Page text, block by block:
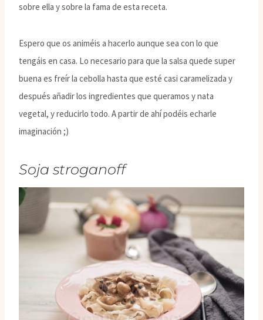
sobre ella y sobre la fama de esta receta.
Espero que os animéis a hacerlo aunque sea con lo que
tengáis en casa. Lo necesario para que la salsa quede super
buena es freír la cebolla hasta que esté casi caramelizada y
después añadir los ingredientes que queramos y nata
vegetal, y reducirlo todo. A partir de ahí podéis echarle
imaginación ;)
Soja stroganoff